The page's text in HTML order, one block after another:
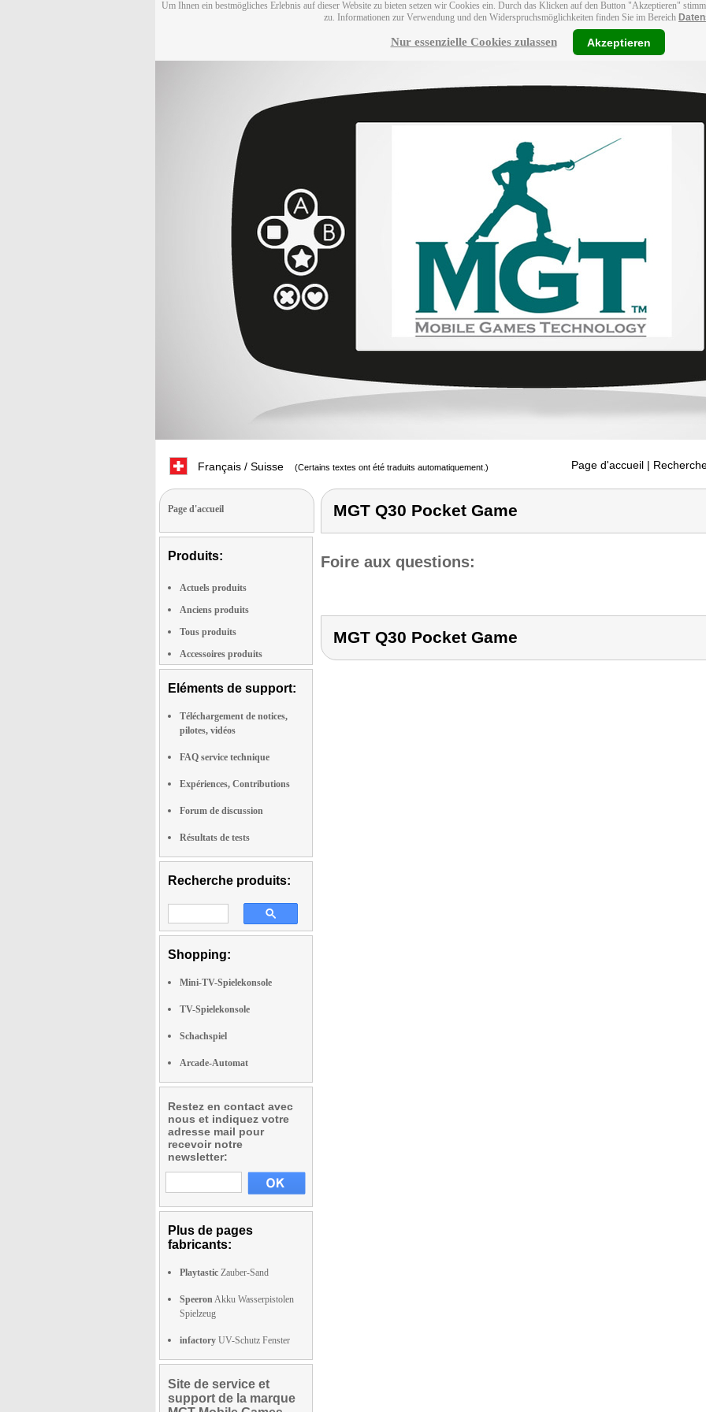
Um Ihnen ein bestmögliches Erlebnis auf dieser Website zu bieten setzen wir Cookies ein. Durch das Klicken auf den Button "Akzeptieren"
zu. Informationen zur Verwendung und den Widerspruchsmöglichkeiten finden Sie im Bereich
Nur essenzielle Cookies zulassen Akzeptieren
Français / Suisse (Certains textes ont été traduits automatiquement.) Page d'accueil |
Page d'accueil
Produits:
Actuels produits
Anciens produits
Tous produits
Accessoires produits
Eléments de support:
Téléchargement de notices,
pilotes, vidéos
FAQ service technique
Expériences, Contributions
Forum de discussion
Résultats de tests
Recherche produits:
Shopping:
Mini-TV-Spielekonsole
TV-Spielekonsole
Schachspiel
Arcade-Automat
Restez en contact avec
nous et indiquez votre
adresse mail pour
recevoir notre
newsletter:
Plus de pages
fabricants:
Playtastic Zauber-Sand
SpeeronAkku Wasserpistolen
Spielzeug
infactory UV-Schutz Fenster
Site de service et
support de la marque
MGT Q30 Pocket Game
Foire aux questions:
MGT Q30 Pocket Game